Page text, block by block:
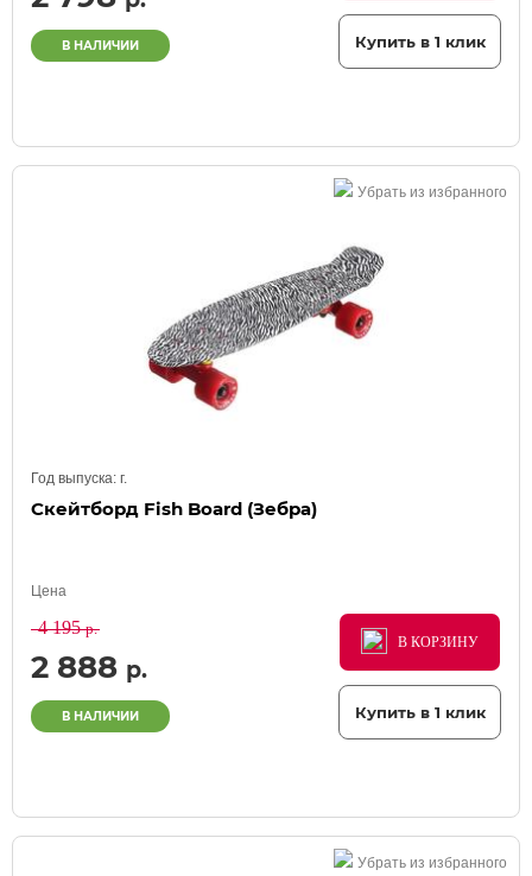
В НАЛИЧИИ Купить в 1 клик
Убрать из избранного
Год выпуска: г.
Скейтборд Fish Board (Зебра)
Цена
4 195р.
2 888 р.
В НАЛИЧИИ
В КОРЗИНУ
В КОРЗИНУ
В КОРЗИНУ
Купить в 1 клик
Убрать из избранного